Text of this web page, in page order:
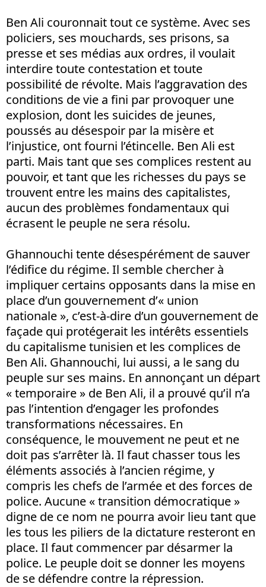
Ben Ali couronnait tout ce système. Avec ses
policiers, ses mouchards, ses prisons, sa
presse et ses médias aux ordres, il voulait
interdire toute contestation et toute
possibilité de révolte. Mais l’aggravation des
conditions de vie a fini par provoquer une
explosion, dont les suicides de jeunes,
poussés au désespoir par la misère et
l’injustice, ont fourni l’étincelle. Ben Ali est
parti. Mais tant que ses complices restent au
pouvoir, et tant que les richesses du pays se
trouvent entre les mains des capitalistes,
aucun des problèmes fondamentaux qui
écrasent le peuple ne sera résolu.
Ghannouchi tente désespérément de sauver
l’édifice du régime. Il semble chercher à
impliquer certains opposants dans la mise en
place d’un gouvernement d’« union
nationale », c’est-à-dire d’un gouvernement de
façade qui protégerait les intérêts essentiels
du capitalisme tunisien et les complices de
Ben Ali. Ghannouchi, lui aussi, a le sang du
peuple sur ses mains. En annonçant un départ
« temporaire » de Ben Ali, il a prouvé qu’il n’a
pas l’intention d’engager les profondes
transformations nécessaires. En
conséquence, le mouvement ne peut et ne
doit pas s’arrêter là. Il faut chasser tous les
éléments associés à l’ancien régime, y
compris les chefs de l’armée et des forces de
police. Aucune « transition démocratique »
digne de ce nom ne pourra avoir lieu tant que
les tous les piliers de la dictature resteront en
place. Il faut commencer par désarmer la
police. Le peuple doit se donner les moyens
de se défendre contre la répression.